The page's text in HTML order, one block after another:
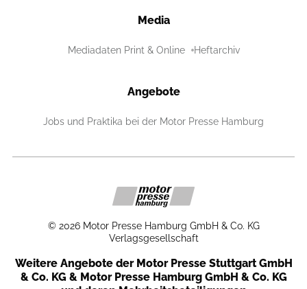
Media
Mediadaten Print & Online Heftarchiv
Angebote
Jobs und Praktika bei der Motor Presse Hamburg
© 2026 Motor Presse Hamburg GmbH & Co. KG
Verlagsgesellschaft
Weitere Angebote der Motor Presse Stuttgart GmbH
& Co. KG & Motor Presse Hamburg GmbH & Co. KG